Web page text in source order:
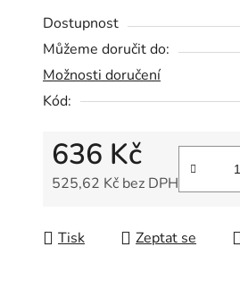
hvězdiček.
Dostupnost
Můžeme doručit do:
Možnosti doručení
Kód:
636 Kč
525,62 Kč bez DPH
Tisk Zeptat se